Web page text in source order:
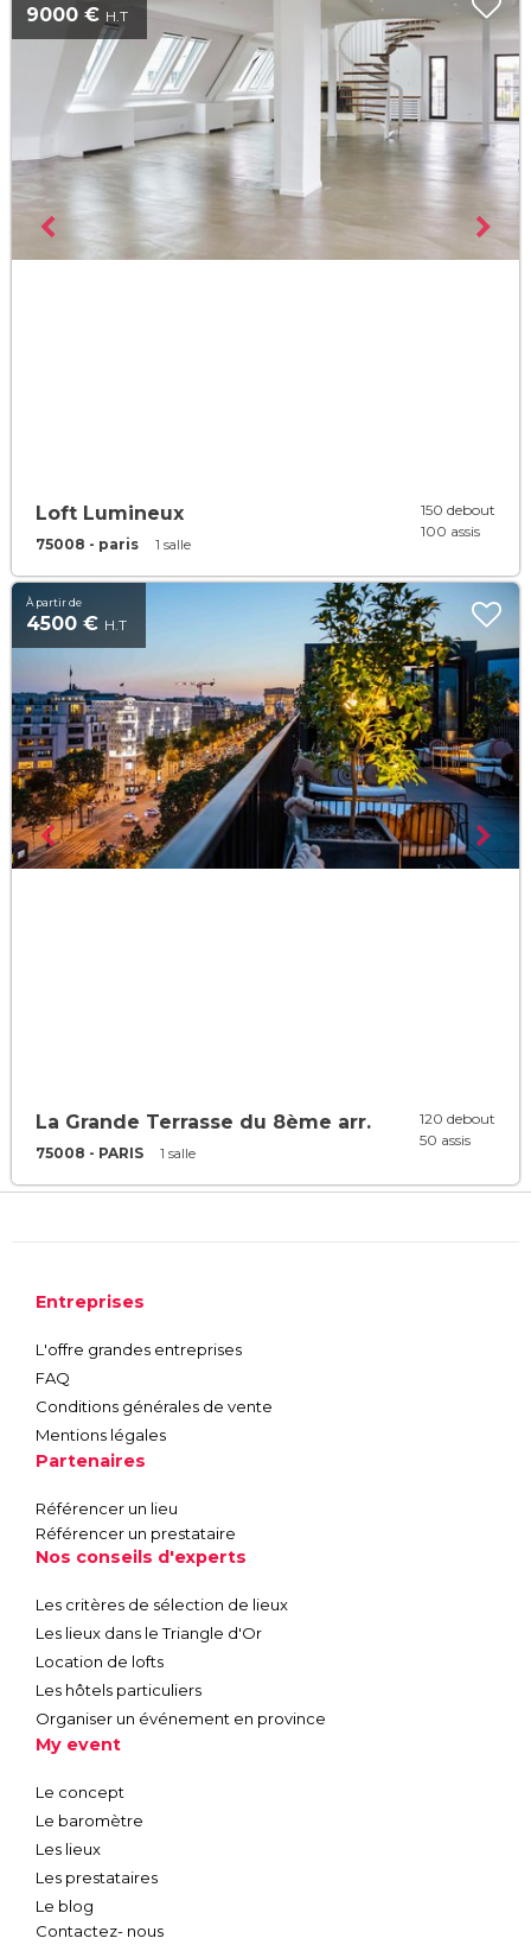
9000 € H.T
Loft Lumineux
75008 - paris 1 salle
150 debout
100 assis
À partir de
4500 € H.T
La Grande Terrasse du 8ème arr.
75008 - PARIS 1 salle
120 debout
50 assis
Entreprises
L'offre grandes entreprises
FAQ
Conditions générales de vente
Mentions légales
Partenaires
Référencer un lieu
Référencer un prestataire
Nos conseils d'experts
Les critères de sélection de lieux
Les lieux dans le Triangle d'Or
Location de lofts
Les hôtels particuliers
Organiser un événement en province
My event
Le concept
Le baromètre
Les lieux
Les prestataires
Le blog
Contactez- nous